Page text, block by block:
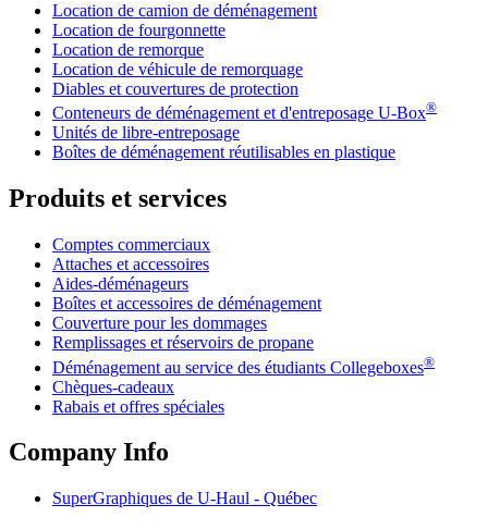
Location de camion de déménagement
Location de fourgonnette
Location de remorque
Location de véhicule de remorquage
Diables et couvertures de protection
Conteneurs de déménagement et d'entreposage U-Box®
Unités de libre-entreposage
Boîtes de déménagement réutilisables en plastique
Produits et services
Comptes commerciaux
Attaches et accessoires
Aides-déménageurs
Boîtes et accessoires de déménagement
Couverture pour les dommages
Remplissages et réservoirs de propane
Déménagement au service des étudiants Collegeboxes®
Chèques-cadeaux
Rabais et offres spéciales
Company Info
SuperGraphiques de U-Haul - Québec